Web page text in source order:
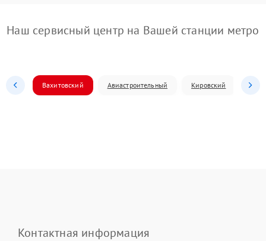
Наш сервисный центр на Вашей станции метро
Вахитовский Авиастроительный Кировский
Контактная информация